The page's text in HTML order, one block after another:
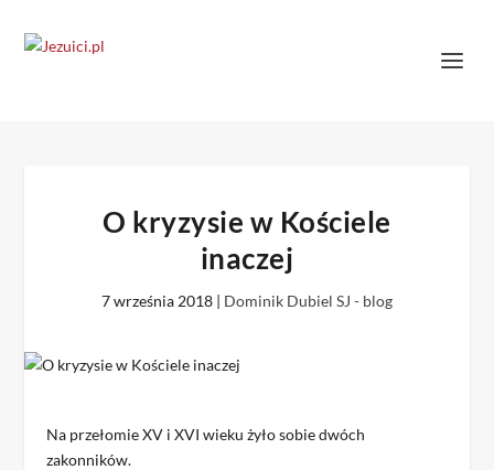
O kryzysie w Kościele
inaczej
7 września 2018 | Dominik Dubiel SJ - blog
Na przełomie XV i XVI wieku żyło sobie dwóch
zakonników.